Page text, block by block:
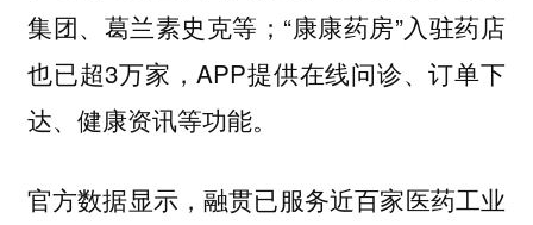
集团、葛兰素史克等；“康康药房”入驻药店
也已超3万家，APP提供在线问诊、订单下
达、健康资讯等功能。
官方数据显示，融贯已服务近百家医药工业